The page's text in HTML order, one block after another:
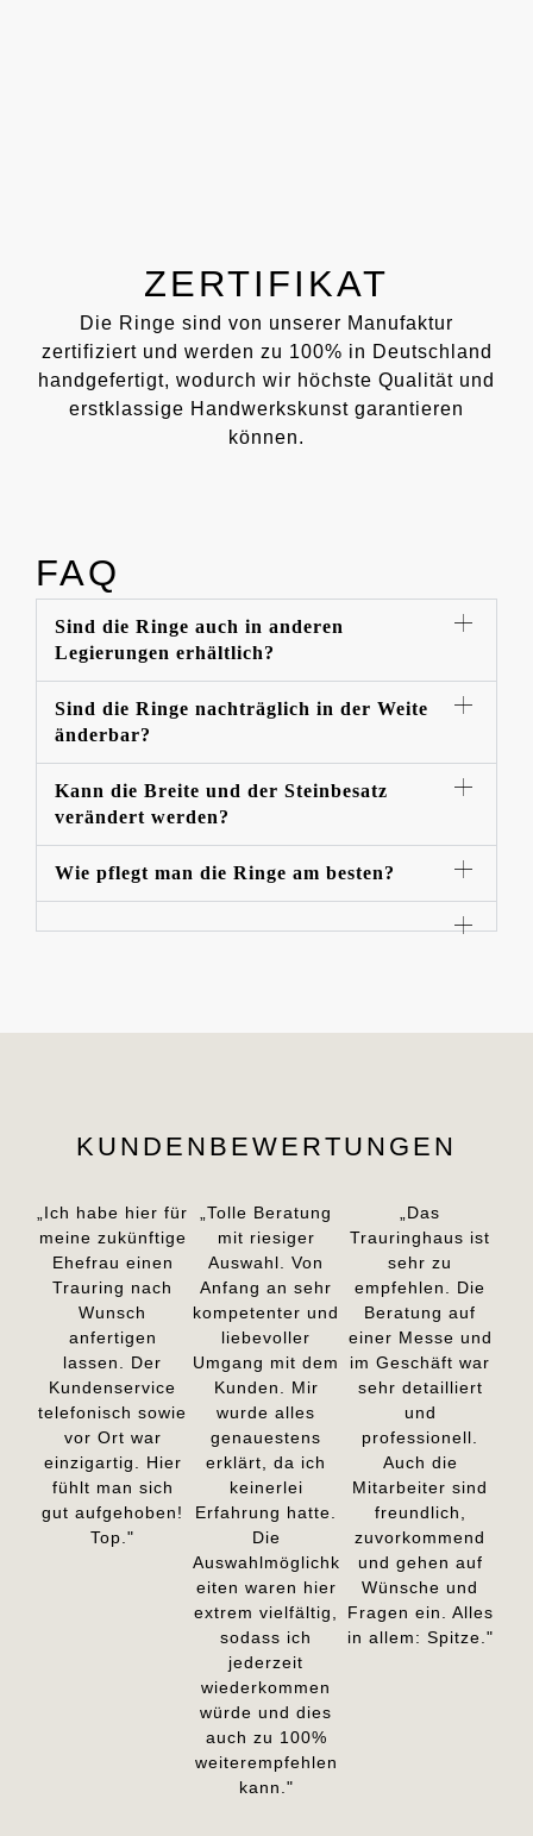
ZERTIFIKAT
Die Ringe sind von unserer Manufaktur
zertifiziert und werden zu 100% in Deutschland
handgefertigt, wodurch wir höchste Qualität und
erstklassige Handwerkskunst garantieren
können.
FAQ
Sind die Ringe auch in anderen
Legierungen erhältlich?
Sind die Ringe nachträglich in der Weite
änderbar?
Kann die Breite und der Steinbesatz
verändert werden?
Wie pflegt man die Ringe am besten?
KUNDENBEWERTUNGEN
„Ich habe hier für
meine zukünftige
Ehefrau einen
Trauring nach
Wunsch
anfertigen
lassen. Der
Kundenservice
telefonisch sowie
vor Ort war
einzigartig. Hier
fühlt man sich
gut aufgehoben!
Top."
„Tolle Beratung
mit riesiger
Auswahl. Von
Anfang an sehr
kompetenter und
liebevoller
Umgang mit dem
Kunden. Mir
wurde alles
genauestens
erklärt, da ich
keinerlei
Erfahrung hatte.
Die
Auswahlmöglichk
eiten waren hier
extrem vielfältig,
sodass ich
jederzeit
wiederkommen
würde und dies
auch zu 100%
weiterempfehlen
kann."
„Das
Trauringhaus ist
sehr zu
empfehlen. Die
Beratung auf
einer Messe und
im Geschäft war
sehr detailliert
und
professionell.
Auch die
Mitarbeiter sind
freundlich,
zuvorkommend
und gehen auf
Wünsche und
Fragen ein. Alles
in allem: Spitze."